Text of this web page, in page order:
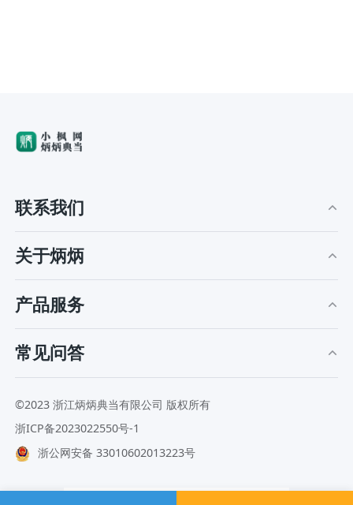
联系我们
关于炳炳
产品服务
常见问答
©2023 浙江炳炳典当有限公司 版权所有
浙ICP备2023022550号-1
浙公网安备 33010602013223号